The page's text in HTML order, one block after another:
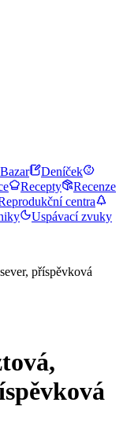
Bazar
Deníček
Recepty
Recenze
centra
Uspávací zvuky
příspěvková